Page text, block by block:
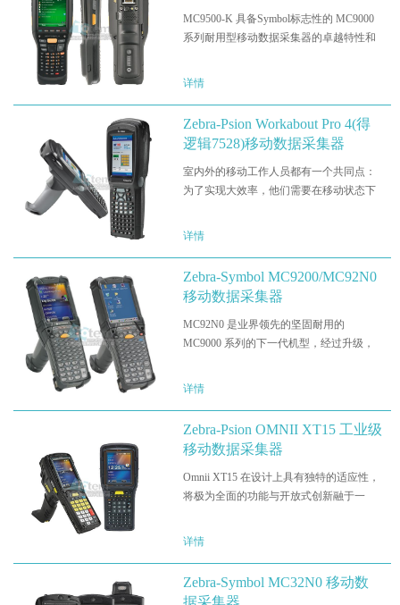
MC9500-K 具备Symbol标志性的 MC9000
系列耐用型移动数据采集器的卓越特性和
功能均经过在一些全球领先企业的物流、
详情
Zebra-Psion Workabout Pro 4(得
逻辑7528)移动数据采集器
室内外的移动工作人员都有一个共同点：
为了实现大效率，他们需要在移动状态下
且移动技术也在不断发展，因此选择可跟
详情
Zebra-Symbol MC9200/MC92N0
移动数据采集器
MC92N0 是业界领先的坚固耐用的
MC9000 系列的下一代机型，经过升级，
动数据采集器的持续发展，正在逐步满足
详情
Zebra-Psion OMNII XT15 工业级
移动数据采集器
Omnii XT15 在设计上具有独特的适应性，
将极为全面的功能与开放式创新融于一
业务需求变化。作为 Omnii 平台的后续演
详情
Zebra-Symbol MC32N0 移动数